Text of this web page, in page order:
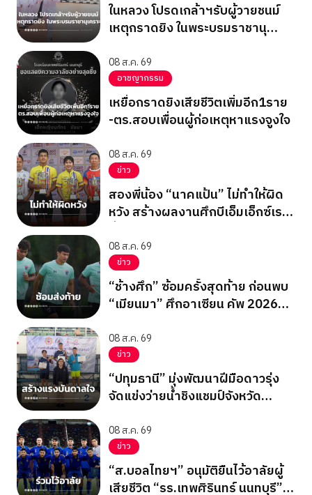
ในหลวง โปรดเกล้าฯรับผู้วายชนม์
เหตุกราดยิง ในพระบรมราชานุ
08 ส.ค. 69
อาชญากรรม
เหยื่อกราดยิงเสียชีวิตเพิ่มอีก1ราย
-ตร.สอบเพื่อนผู้ก่อเหตุหาแรงจูงใจ
08 ส.ค. 69
ข่าว
สองพี่น้อง “นาคแป้น” ไม่ทำให้ผิด
หวัง สร้างผลงานศึกบีเอ็มเอ็กซ์เรซ
08 ส.ค. 69
ข่าว
“ช้างศึก” ซ้อมครั้งสุดท้าย ก่อนพบ
“เมียนมา” ศึกอาเซียน คัพ 2026
08 ส.ค. 69
ข่าว
“ปทุมธานี” มุ่งพัฒนาฝีมือดาวรุ่ง
จัดแข่งว่ายน้ำชิงแชมป์จังหวัด
08 ส.ค. 69
ข่าว
“ส.บอลไทยฯ” อนุมัติยืนไว้อาลัยผู้
เสียชีวิต “รร.เทพศิรินทร์ นนทบุรี”